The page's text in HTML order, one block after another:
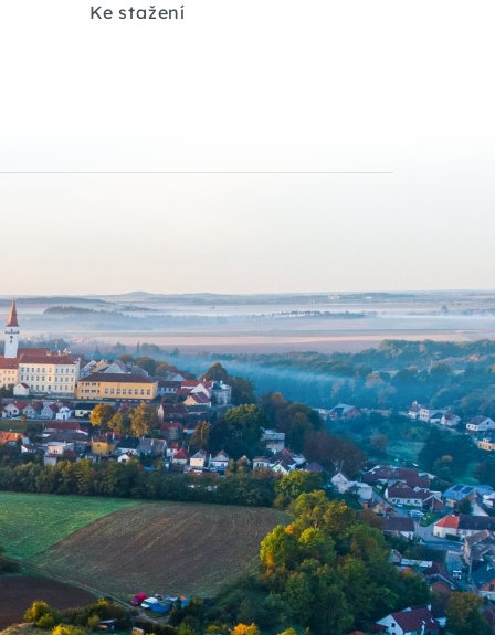
Ke stažení